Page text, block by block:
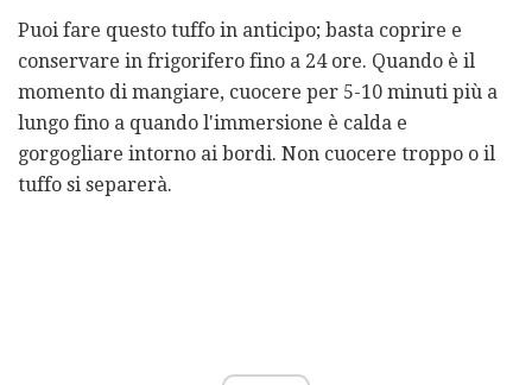
Puoi fare questo tuffo in anticipo; basta coprire e
conservare in frigorifero fino a 24 ore. Quando è il
momento di mangiare, cuocere per 5-10 minuti più a
lungo fino a quando l'immersione è calda e
gorgogliare intorno ai bordi. Non cuocere troppo o il
tuffo si separerà.